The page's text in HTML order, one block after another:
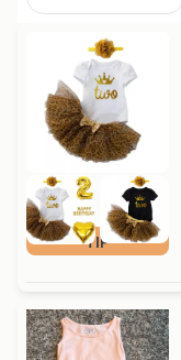
TIP